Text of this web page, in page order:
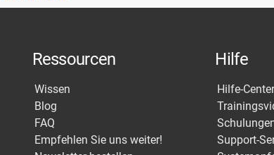
Ressourcen
Wissen
Blog
FAQ
Empfehlen Sie uns weiter!
Hilfe
Hilfe-
Support-